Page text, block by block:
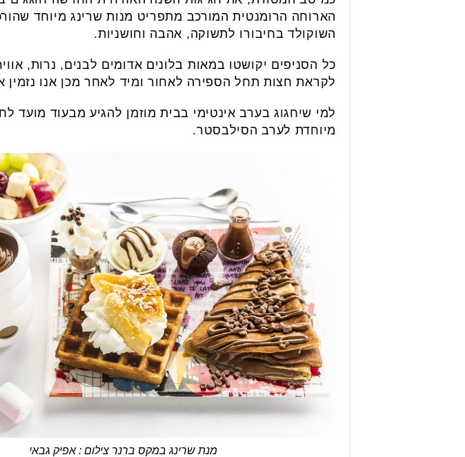
הארוחה הרומנטית המורכב מתפריט מנות שרינג מיוחד
השוקולד בחיבורו לתשוקה, אהבה וחושניות.
כל הסניפים יקושטו במאות בלונים אדומים לבנים, נרות,
לקראת חצות תחל הספירה לאחור ומיד לאחר מכן אנו
למי שיחגוג בערב אינטימי בבית מוזמן להגיע מבעוד מועד
מיוחדת לערב הסילבסטר.
מנת שרינג במקס ברנר צילום : אפיק גבאי